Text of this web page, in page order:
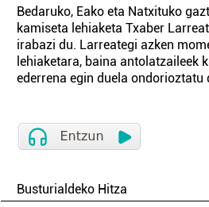
Bedaruko, Eako eta Natxituko
kamiseta lehiaketa Txaber
irabazi du. Larreategi azken
lehiaketara, baina antolatzaileek
ederrena egin duela ondorioztatu
Busturialdeko Hitza